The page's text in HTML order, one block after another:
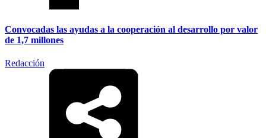
Convocadas las ayudas a la cooperación al desarrollo por valor
de 1,7 millones
Redacción